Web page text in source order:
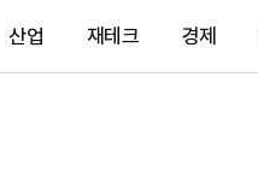
산업 재테크 경제